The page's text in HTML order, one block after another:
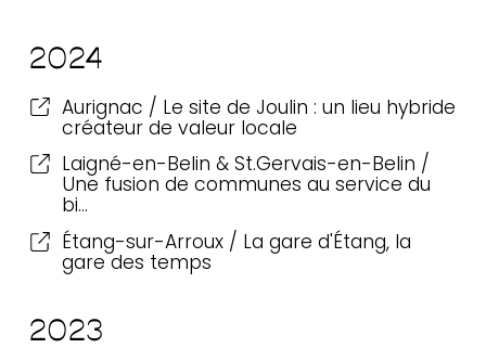
2024
Aurignac / Le site de Joulin : un lieu hybride
créateur de valeur locale
Laigné-en-Belin & St.Gervais-en-Belin /
Une fusion de communes au service du
bi…
Étang-sur-Arroux / La gare d'Étang, la
gare des temps
2023
Actualités
Contact
Newsletter